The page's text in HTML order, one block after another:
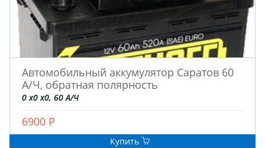
Автомобильный аккумулятор Саратов 60
А/Ч, обратная полярность
0 x0 x0, 60 А/Ч
6900 Р
Купить